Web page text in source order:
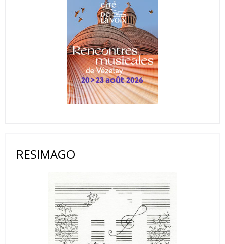
RESIMAGO